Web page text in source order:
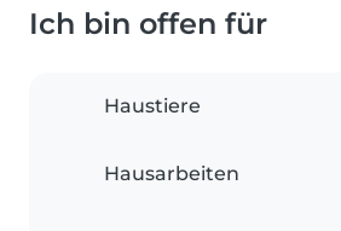
Ich bin offen für
Haustiere
Hausarbeiten